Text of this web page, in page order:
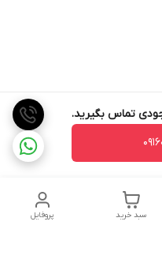
تماس بگیرید.
پروفایل سبد خرید